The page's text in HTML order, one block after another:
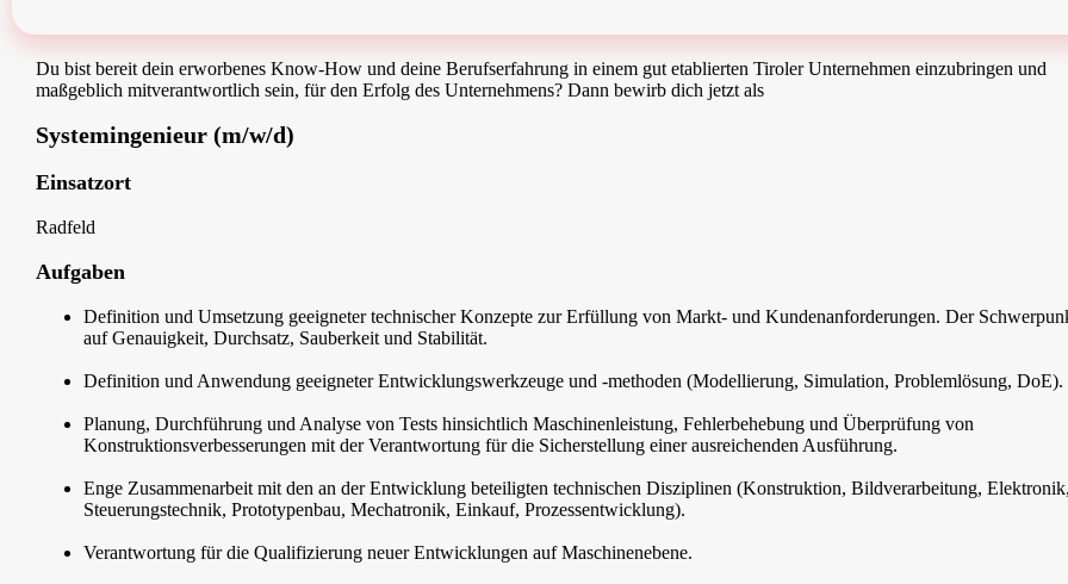
Du bist bereit dein erworbenes Know-How und deine Berufserfahrung in einem gut etablierten Tiroler Unternehmen einzubringen und
maßgeblich mitverantwortlich sein, für den Erfolg des Unternehmens? Dann bewirb dich jetzt als
Systemingenieur (m/w/d)
Einsatzort
Radfeld
Aufgaben
Definition und Umsetzung geeigneter technischer Konzepte zur Erfüllung von Markt- und Kundenanforderungen. Der
auf Genauigkeit, Durchsatz, Sauberkeit und Stabilität.
Definition und Anwendung geeigneter Entwicklungswerkzeuge und -methoden (Modellierung, Simulation, Problemlösung, DoE).
Planung, Durchführung und Analyse von Tests hinsichtlich Maschinenleistung, Fehlerbehebung und Überprüfung von
Konstruktionsverbesserungen mit der Verantwortung für die Sicherstellung einer ausreichenden Ausführung.
Enge Zusammenarbeit mit den an der Entwicklung beteiligten technischen Disziplinen (Konstruktion, Bildverarbeitung,
Steuerungstechnik, Prototypenbau, Mechatronik, Einkauf, Prozessentwicklung).
Verantwortung für die Qualifizierung neuer Entwicklungen auf Maschinenebene.